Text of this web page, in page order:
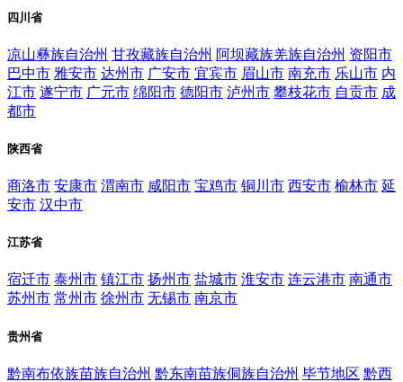
四川省
凉山彝族自治州 甘孜藏族自治州 阿坝藏族羌族自治州 资阳市
巴中市 雅安市 达州市 广安市 宜宾市 眉山市 南充市 乐山市 内
江市 遂宁市 广元市 绵阳市 德阳市 泸州市 攀枝花市 自贡市 成
都市
陕西省
商洛市 安康市 渭南市 咸阳市 宝鸡市 铜川市 西安市 榆林市 延
安市 汉中市
江苏省
宿迁市 泰州市 镇江市 扬州市 盐城市 淮安市 连云港市 南通市
苏州市 常州市 徐州市 无锡市 南京市
贵州省
黔南布依族苗族自治州 黔东南苗族侗族自治州 毕节地区 黔西